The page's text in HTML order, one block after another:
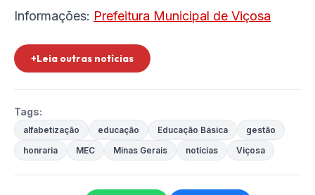
Informações: Prefeitura Municipal de Viçosa
+Leia outras notícias
Tags:
alfabetização educação Educação Básica
gestão
honraria
MEC Minas Gerais notícias Viçosa